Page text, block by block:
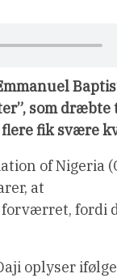
som dræbte
fik svære
of Nigeria
at
fordi
oplyser